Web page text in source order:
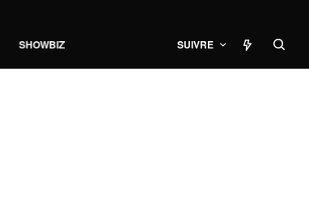
SHOWBIZ SUIVRE